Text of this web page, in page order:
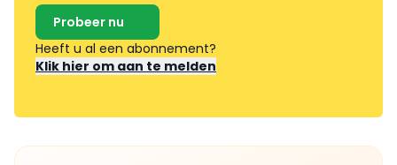
Probeer nu
Heeft u al een abonnement?
Klik hier om aan te melden